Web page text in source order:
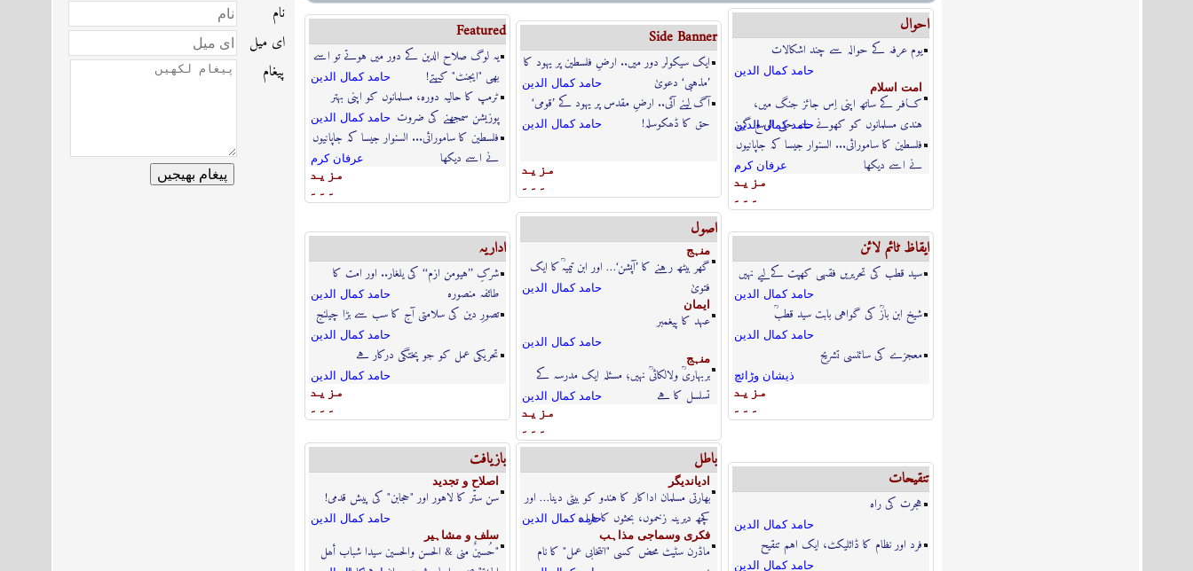
نام
اى ميل
پیغام
Featured
یہ لوگ صلاح الدین کے دور میں ہوتے تو اسے
بھی "ایجنٹ" کہتے!
حامد كمال الدين
ٹرمپ کا حالیہ دورہ، مسلمانوں کو اپنی بہتر
پوزیشن سمجھنے کی ضروت حامد كمال الدين
فلسطین کا سامورائی... السنوار جیسا کہ جاپانیوں
نے اسے دیکھا
عرفان كرم
مزيد
۔۔۔
Side Banner
ایک سیکولر دور میں.. ارضِ فلسطین پر یہود کا
’مذہبی‘ دعویٰ
حامد كمال الدين
آگ لینے آئی.. ارضِ مقدس پر یہود کے ’قومی‘
حق کا ڈھکوسلہ!
حامد كمال الدين
مزيد
۔۔۔
احوال
یوم عرفہ کے حوالہ سے چند اشکالات
حامد كمال الدين
امت اسلام
کــافـر کے ساتھ اپنی اِس جائز جنگ میں،
ہندی مسلمانوں کو کھونے سے حتى الوسع گریز
حامد كمال الدين
فلسطین کا سامورائی... السنوار جیسا کہ جاپانیوں
نے اسے دیکھا
عرفان كرم
مزيد
۔۔۔
اداریہ
شرکِ ’’ہیومن ازم‘‘ کی یلغار.. اور امت کا
طائفہ منصورہ
حامد كمال الدين
تصورِ دین کی سلامتی آج کا سب سے بڑا چیلنج
حامد كمال الدين
تحریکی عمل کو جو پختگی درکار ہے
حامد كمال الدين
مزيد
۔۔۔
اصول
منہج
گھر بیٹھ رہنے کا ’آپشن‘… اور ابن تیمیہؒ کا ایک
فتویٰ
حامد كمال الدين
ايمان
عہد کا پیغمبر
حامد كمال الدين
منہج
بربہاریؒ ولالکائیؒ نہیں؛ مسئلہ ایک مدرسہ کے
تسلسل کا ہے
حامد كمال الدين
مزيد
۔۔۔
ایقاظ ٹائم لائن
سید قطب کی تحریریں فقہی کھپت کےلیے نہیں
حامد كمال الدين
شیخ ابن بازؒ کی گواہی بابت سید قطبؒ
حامد كمال الدين
معجزے کی سائنسی تشریح
ذيشان وڑائچ
مزيد
۔۔۔
بازيافت
اصلاح و تجديد
سن ستّر کا لاہور اور "حجابن" کی پیش قدمی!
حامد كمال الدين
سلف و مشاہير
"حُسینٌ منی & الحسن والحسین سیدا شباب أھل
باطل
اديانديگر
بھارتی مسلمان اداکار کا ہندو کو بیٹی دینا… اور
کچھ دیرینہ زخموں، بحثوں کا ہرا ہحامد كمال الدين
فكرى وسماجى مذاہب
ماڈرن سٹیٹ محض کسی "انتخابی عمل" کا نام
تنقیحات
ہجرت کی راہ
حامد كمال الدين
فرد اور نظام کا ڈائلیکٹ، ایک اہم تنقیح
حامد كمال الدين